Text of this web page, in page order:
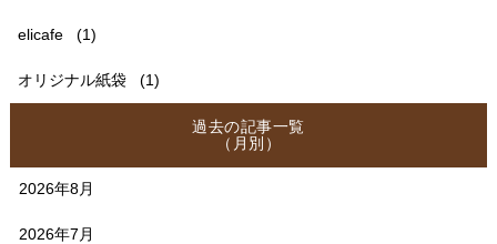
elicafe (1)
オリジナル紙袋 (1)
過去の記事一覧
（月別）
2026年8月
2026年7月